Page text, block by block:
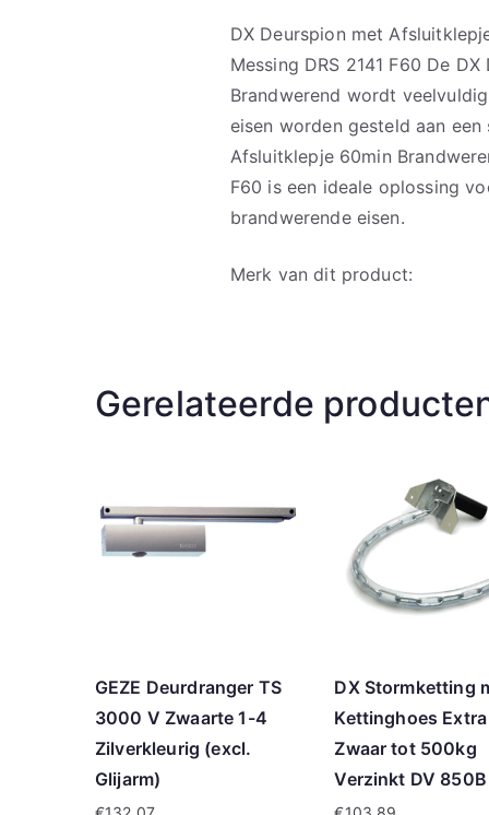
DX Deurspion met
Messing DRS 2141 F60 De
Brandwerend wordt
eisen worden gesteld aan
Afsluitklepje 60min
F60 is een ideale oplossing
brandwerende eisen.
Merk van dit product:
Gerelateerde
GEZE Deurdranger TS
3000 V Zwaarte 1-4
Zilverkleurig (excl.
Glijarm)
DX Stormketting
Kettinghoes Extra
Zwaar tot 500kg
Verzinkt DV 850B